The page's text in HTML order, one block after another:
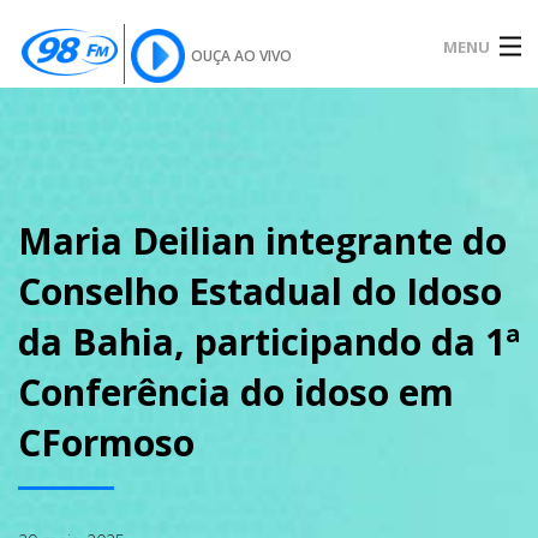
OUÇA AO VIVO MENU
SOBRE
PODCAST
Maria Deilian integrante do
Conselho Estadual do Idoso
da Bahia, participando da 1ª
Conferência do idoso em
CFormoso